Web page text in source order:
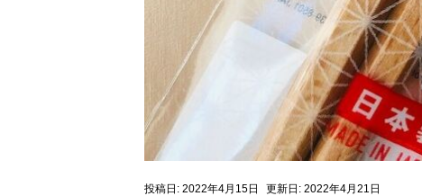
投稿日: 2022年4月15日
更新日: 2022年4月21日